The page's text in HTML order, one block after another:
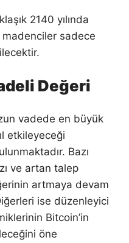
2140 yılında
madenciler sadece
Değeri
vadede en büyük
etkileyeceği
Bazı
ve artan talep
artmaya devam
ise düzenleyici
Bitcoin’in
öne